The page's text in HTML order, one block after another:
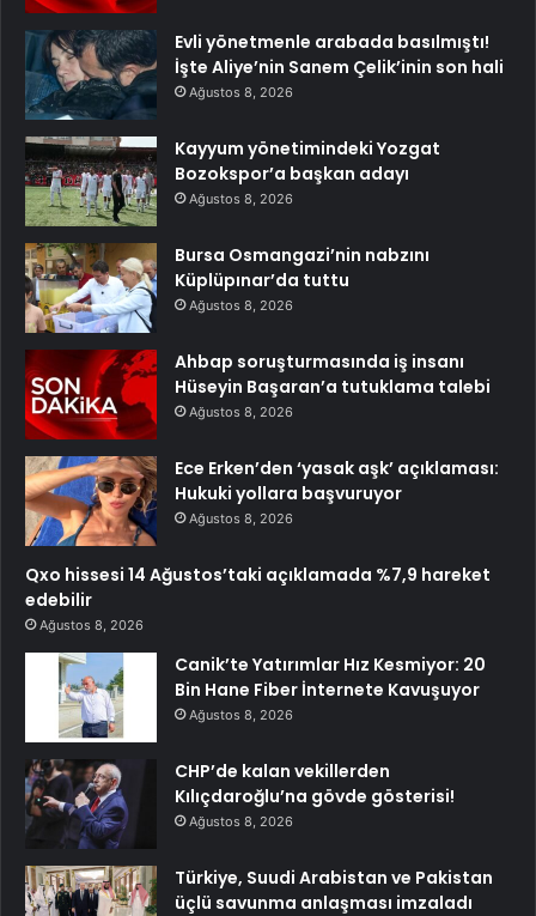
Evli yönetmenle arabada basılmıştı!
İşte Aliye’nin Sanem Çelik’inin son hali
Ağustos 8, 2026
Kayyum yönetimindeki Yozgat
Bozokspor’a başkan adayı
Ağustos 8, 2026
Bursa Osmangazi’nin nabzını
Küplüpınar’da tuttu
Ağustos 8, 2026
Ahbap soruşturmasında iş insanı
Hüseyin Başaran’a tutuklama talebi
Ağustos 8, 2026
Ece Erken’den ‘yasak aşk’ açıklaması:
Hukuki yollara başvuruyor
Ağustos 8, 2026
Qxo hissesi 14 Ağustos’taki açıklamada %7,9 hareket
edebilir
Ağustos 8, 2026
Canik’te Yatırımlar Hız Kesmiyor: 20
Bin Hane Fiber İnternete Kavuşuyor
Ağustos 8, 2026
CHP’de kalan vekillerden
Kılıçdaroğlu’na gövde gösterisi!
Ağustos 8, 2026
Türkiye, Suudi Arabistan ve Pakistan
üçlü savunma anlaşması imzaladı